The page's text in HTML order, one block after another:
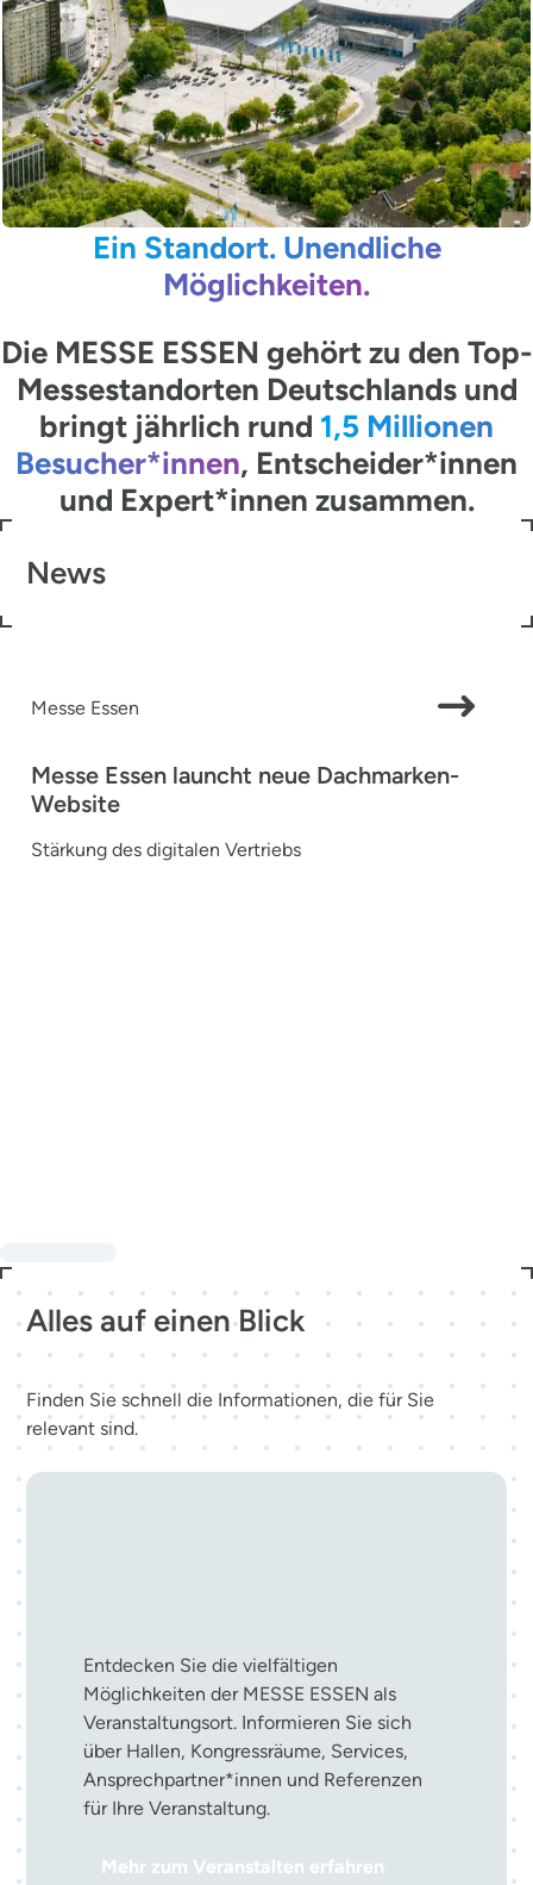
Ein Standort. Unendliche
Möglichkeiten.
Die MESSE ESSEN gehört zu den Top-
Messestandorten Deutschlands und
bringt jährlich rund 1,5 Millionen
Besucher*innen, Entscheider*innen
und Expert*innen zusammen.
News
Messe Essen
Messe Essen launcht neue Dachmarken-
Website
Stärkung des digitalen Vertriebs
Alles auf einen Blick
Finden Sie schnell die Informationen, die für Sie
relevant sind.
Entdecken Sie die vielfältigen
Möglichkeiten der MESSE ESSEN als
Veranstaltungsort. Informieren Sie sich
über Hallen, Kongressräume, Services,
Ansprechpartner*innen und Referenzen
für Ihre Veranstaltung.
Mehr zum Veranstalten erfahren